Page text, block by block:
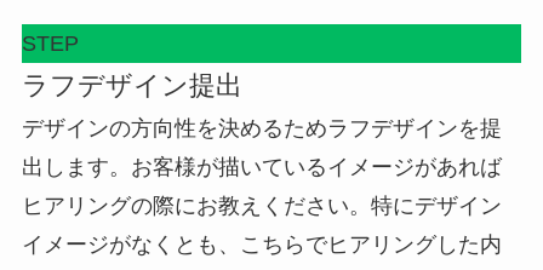
STEP
ラフデザイン提出
デザインの方向性を決めるためラフデザインを提
出します。お客様が描いているイメージがあれば
ヒアリングの際にお教えください。特にデザイン
イメージがなくとも、こちらでヒアリングした内